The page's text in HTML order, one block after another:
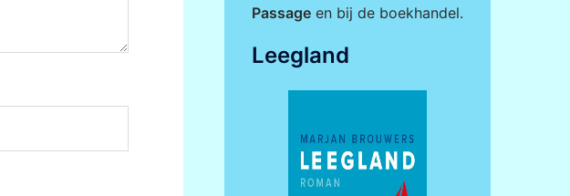
Passageen bij de boekhandel.
Leegland